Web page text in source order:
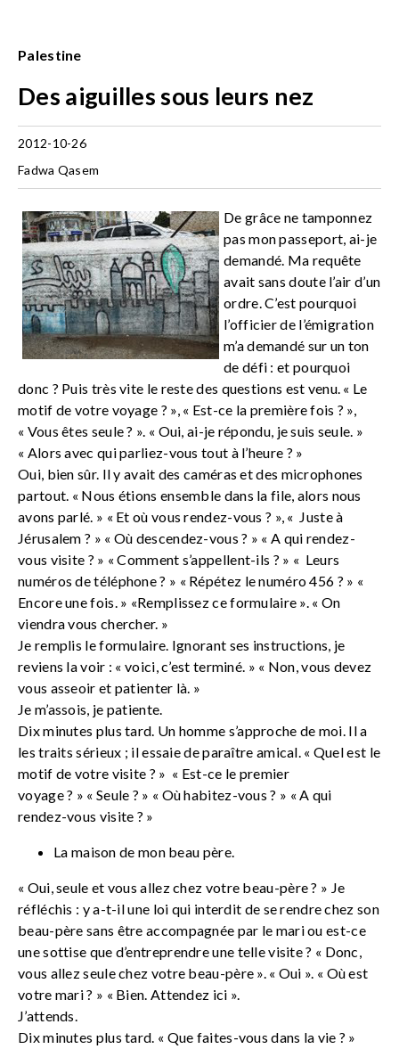
Palestine
Des aiguilles sous leurs nez
2012-10-26
Fadwa Qasem
De grâce ne tamponnez
pas mon passeport, ai-je
demandé. Ma requête
avait sans doute l’air d’un
ordre. C’est pourquoi
l’officier de l’émigration
m’a demandé sur un ton
de défi : et pourquoi
donc ? Puis très vite le reste des questions est venu. « Le
motif de votre voyage ? », « Est-ce la première fois ? »,
« Vous êtes seule ? ». « Oui, ai-je répondu, je suis seule. »
« Alors avec qui parliez-vous tout à l’heure ? »
Oui, bien sûr. Il y avait des caméras et des microphones
partout. « Nous étions ensemble dans la file, alors nous
avons parlé. » « Et où vous rendez-vous ? », « Juste à
Jérusalem ? » « Où descendez-vous ? » « A qui rendez-
vous visite ? » « Comment s’appellent-ils ? » « Leurs
numéros de téléphone ? » « Répétez le numéro 456 ? » «
Encore une fois. » «Remplissez ce formulaire ». « On
viendra vous chercher. »
Je remplis le formulaire. Ignorant ses instructions, je
reviens la voir : « voici, c’est terminé. » « Non, vous devez
vous asseoir et patienter là. »
Je m’assois, je patiente.
Dix minutes plus tard. Un homme s’approche de moi. Il a
les traits sérieux ; il essaie de paraître amical. « Quel est le
motif de votre visite ? » « Est-ce le premier
voyage ? » « Seule ? » « Où habitez-vous ? » « A qui
rendez-vous visite ? »
La maison de mon beau père.
« Oui, seule et vous allez chez votre beau-père ? » Je
réfléchis : y a-t-il une loi qui interdit de se rendre chez son
beau-père sans être accompagnée par le mari ou est-ce
une sottise que d’entreprendre une telle visite ? « Donc,
vous allez seule chez votre beau-père ». « Oui ». « Où est
votre mari ? » « Bien. Attendez ici ».
J’attends.
Dix minutes plus tard. « Que faites-vous dans la vie ? »